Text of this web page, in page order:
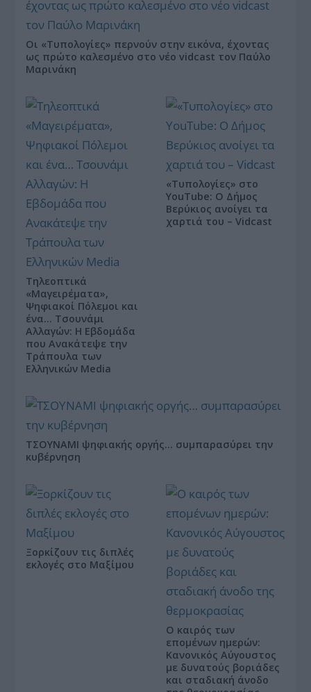
Οι «Τυπολογίες» περνούν στην εικόνα, έχοντας
ως πρώτο καλεσμένο στο νέο vidcast τον Παύλο
Μαρινάκη
Τηλεοπτικά
«Μαγειρέματα»,
Ψηφιακοί Πόλεμοι και
ένα… Τσουνάμι
Αλλαγών: Η Εβδομάδα
που Ανακάτεψε την
Τράπουλα των
Ελληνικών Media
«Τυπολογίες» στο
YouTube: Ο Δήμος
Βερύκιος ανοίγει τα
χαρτιά του – Vidcast
ΤΣΟΥΝΑΜΙ ψηφιακής οργής… συμπαρασύρει την
κυβέρνηση
Ξορκίζουν τις διπλές
εκλογές στο Μαξίμου
Ο καιρός των
επομένων ημερών:
Κανονικός Αύγουστος
με δυνατούς βοριάδες
και σταδιακή άνοδο